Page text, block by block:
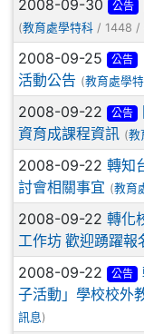
2008-09-30 公告
(教育處學特科 / 1448 /
2008-09-25 公告
活動公告 (教育處學
2008-09-22 公告
資育成課程資訊 (教
2008-09-22 轉知
討會相關事宜 (教育
2008-09-22 轉化
工作坊 歡迎踴躍報
2008-09-22 公告
子活動」學校校外
訊息 )